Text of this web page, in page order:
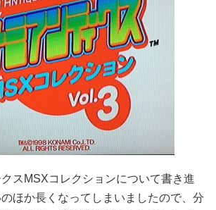
スMSXコレクションについて書き進
ほか長くなってしまいましたので、分